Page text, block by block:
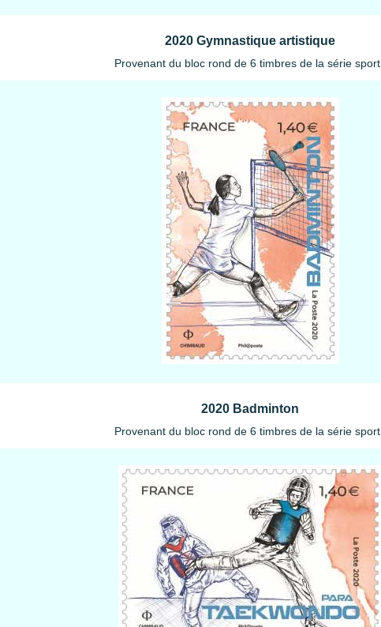
2020 Gymnastique artistique
Provenant du bloc rond de 6 timbres de la série sport..
2020 Badminton
Provenant du bloc rond de 6 timbres de la série sport..